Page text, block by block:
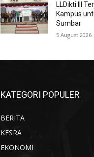
LLDikti III
Kampus
Sumbar
5 August 2026
KATEGORI POPULER
BERITA
KESRA
EKONOMI